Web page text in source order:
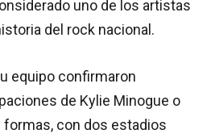
uno de los artistas
del rock nacional.
equipo confirmaron
de Kylie Minogue o
formas, con dos estadios